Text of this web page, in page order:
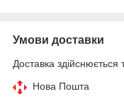
Умови доставки
Доставка здійснюється
Нова Пошта